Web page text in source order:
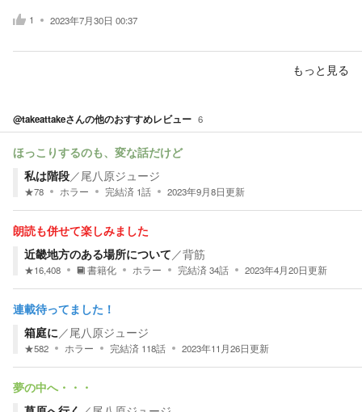
1 2023年7月30日 00:37
もっと見る
@takeattakeさんの他のおすすめレビュー 6
ほっこりするのも、変な話だけど
私は階段／尾八原ジュージ
★78 ホラー 完結済 1話 2023年9月8日更新
朗読も併せて楽しみました
近畿地方のある場所について ／背筋
★16,408 書籍化 ホラー 完結済 34話 2023年4月20日更新
連載待ってました！
箱庭に ／尾八原ジュージ
★582 ホラー 完結済 118話 2023年11月26日更新
夢の中へ・・・